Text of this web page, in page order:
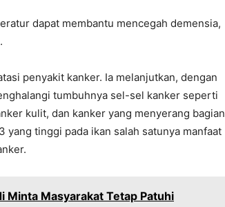
dapat membantu mencegah demensia,
penyakit kanker. Ia melanjutkan, dengan
tumbuhnya sel-sel kanker seperti
kulit, dan kanker yang menyerang bagian
yang tinggi pada ikan salah satunya manfaat
Minta Masyarakat Tetap Patuhi